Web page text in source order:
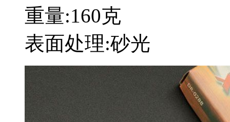
重量:160克
表面处理:砂光